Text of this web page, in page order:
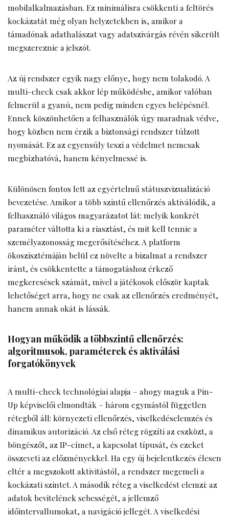
mobilalkalmazásban. Ez minimálisra csökkenti a feltörés
kockázatát még olyan helyzetekben is, amikor a
támadónak adathalászat vagy adatszivárgás révén sikerült
megszereznie a jelszót.
Az új rendszer egyik nagy előnye, hogy nem tolakodó. A
multi-check csak akkor lép működésbe, amikor valóban
felmerül a gyanú, nem pedig minden egyes belépésnél.
Ennek köszönhetően a felhasználók úgy maradnak védve,
hogy közben nem érzik a biztonsági rendszer túlzott
nyomását. Ez az egyensúly teszi a védelmet nemcsak
megbízhatóvá, hanem kényelmessé is.
Különösen fontos lett az egyértelmű státuszvizualizáció
bevezetése. Amikor a több szintű ellenőrzés aktiválódik, a
felhasználó világos magyarázatot lát: melyik konkrét
paraméter váltotta ki a riasztást, és mit kell tennie a
személyazonosság megerősítéséhez. A platform
ökoszisztémáján belül ez növelte a bizalmat a rendszer
iránt, és csökkentette a támogatáshoz érkező
megkeresések számát, mivel a játékosok először kaptak
lehetőséget arra, hogy ne csak az ellenőrzés eredményét,
hanem annak okát is lássák.
Hogyan működik a többszintű ellenőrzés:
algoritmusok, paraméterek és aktiválási
forgatókönyvek
A multi-check technológiai alapja – ahogy maguk a Pin-
Upképviselői elmondták – három egymástól független
rétegből áll: környezeti ellenőrzés, viselkedéselemzés és
dinamikus autorizáció. Az első réteg rögzíti az eszközt, a
böngészőt, az IP-címet, a kapcsolat típusát, és ezeket
összeveti az előzményekkel. Ha egy új bejelentkezés élesen
eltér a megszokott aktivitástól, a rendszer megemeli a
kockázati szintet. A második réteg a viselkedést elemzi: az
adatok bevitelének sebességét, a jellemző
időintervallumokat, a navigáció jellegét. A viselkedési